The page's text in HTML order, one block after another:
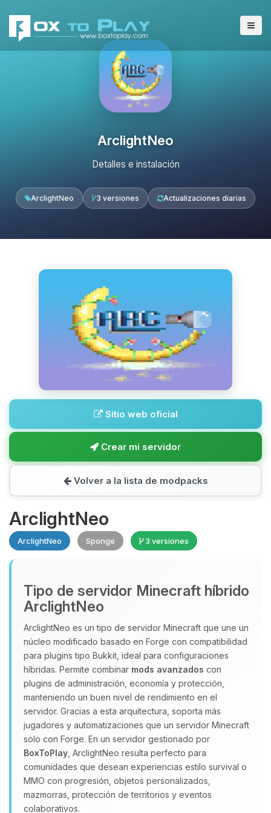
ArclightNeo
Detalles e instalación
ArclightNeo 3 versiones Actualizaciones diarias
Sitio web oficial
Crear mi servidor
Volver a la lista de modpacks
ArclightNeo
ArclightNeo Sponge 3 versiones
Tipo de servidor Minecraft híbrido
ArclightNeo
ArclightNeo es un tipo de servidor Minecraft que une un
núcleo modificado basado en Forge con compatibilidad
para plugins tipo Bukkit, ideal para configuraciones
híbridas. Permite combinar mods avanzados con
plugins de administración, economía y protección,
manteniendo un buen nivel de rendimiento en el
servidor. Gracias a esta arquitectura, soporta más
jugadores y automatizaciones que un servidor Minecraft
solo con Forge. En un servidor gestionado por
BoxToPlay , ArclightNeo resulta perfecto para
comunidades que desean experiencias estilo survival o
MMO con progresión, objetos personalizados,
mazmorras, protección de territorios y eventos
colaborativos.
Yupi, por fin alguien con quien
hablar! Soy Choupy, tu pequeno
asistente de BoxToPlay. Cuentame
que necesitas y moveré mis
pequenos circuitos para ayudarte.
07/08/2026 19:38